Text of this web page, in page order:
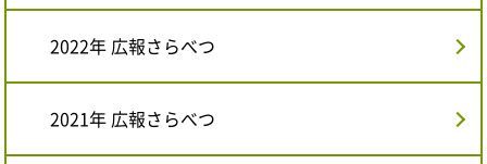
2022年 広報さらべつ
2021年 広報さらべつ